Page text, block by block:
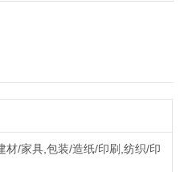
材/家具,包装/造纸/印刷,纺织/印